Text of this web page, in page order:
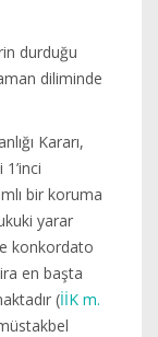
durduğu
diliminde
Kararı,
bir koruma
yarar
konkordato
en başta
(İİK m.